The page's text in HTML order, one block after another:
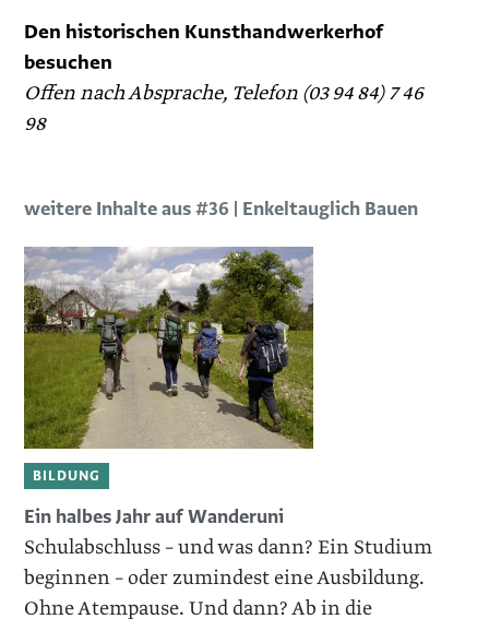
Den historischen Kunsthandwerkerhof
besuchen
Offen nach Absprache, Telefon (03 94 84) 7 46
98
weitere Inhalte aus #36 | Enkeltauglich Bauen
BILDUNG
Ein halbes Jahr auf Wanderuni
Schulabschluss – und was dann? Ein Studium
beginnen – oder zumindest eine Ausbildung.
Ohne Atempause. Und dann? Ab in die